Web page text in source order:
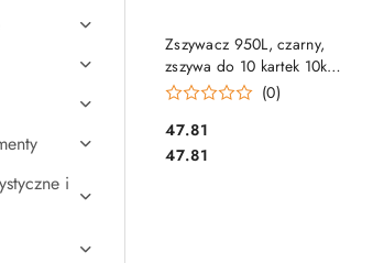
i
Zszywacz 950L, czarny,
zszywa do 10 kartek 10k
EAGLE 110-1265 na zszywki
(0)
Cena:
47.81
Cena:
47.81
DO KOSZYKA